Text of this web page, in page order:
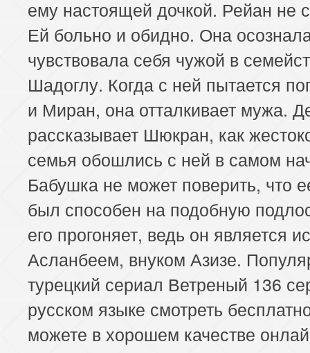
ему настоящей дочкой. Рейан не
Ей больно и обидно. Она
чувствовала себя чужой в
Шадоглу. Когда с ней пытается
и Миран, она отталкивает мужа.
рассказывает Шюкран, как
семья обошлись с ней в самом
Бабушка не может поверить, что
был способен на подобную
его прогоняет, ведь он является
Асланбеем, внуком Азизе.
турецкий сериал Ветреный 136
русском языке смотреть
можете в хорошем качестве